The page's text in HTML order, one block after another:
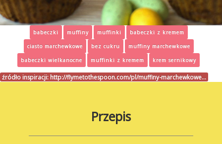
babeczki muffiny muffinki
babeczki z kremem
ciasto marchewkowe
bez cukru
muffiny marchewkowe
babeczki wielkanocne
muffinki z kremem krem sernikowy
źródło inspiracji: http://flymetothespoon.com/pl/muffiny-marchewkowe…
Przepis